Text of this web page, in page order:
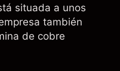
situada a unos
también
de cobre